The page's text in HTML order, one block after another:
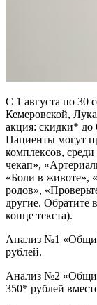
С 1 августа по 30
Кемеровской,
акция: скидки* до
Пациенты могут
комплексов,
чекап»,
«Боли в животе»,
родов»,
другие. Обратите
конце текста).
Анализ №1
рублей.
Анализ №2
350* рублей